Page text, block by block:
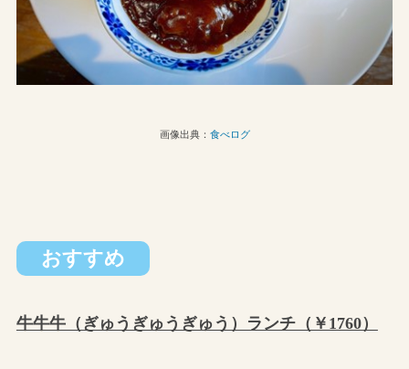
画像出典： 食べログ
おすすめ
牛牛牛（ぎゅうぎゅうぎゅう）ランチ（￥1760）